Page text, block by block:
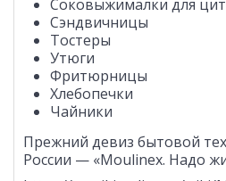
Соковыжималки для
Сэндвичницы
Тостеры
Утюги
Фритюрницы
Хлебопечки
Чайники
Прежний девиз бытовой
России — «Moulinex. Надо